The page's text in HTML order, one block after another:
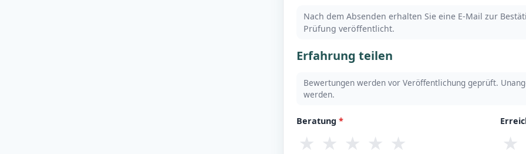
Nach dem Absenden erhalten Sie eine E-Mail zur
Prüfung veröffentlicht.
Erfahrung teilen
Bewertungen werden vor Veröffentlichung geprüft.
werden.
Beratung *
★ ★ ★ ★ ★ ★